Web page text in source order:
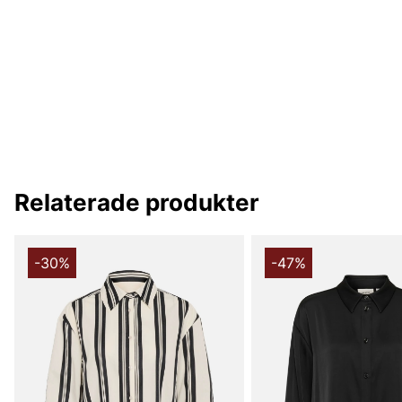
Relaterade produkter
-30% -47%